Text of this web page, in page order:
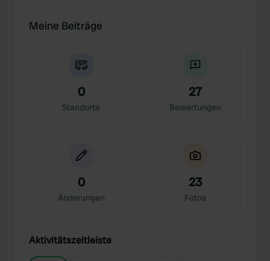
Meine Beiträge
0
Standorte
27
Bewertungen
0
Änderungen
23
Fotos
Aktivitätszeitleiste